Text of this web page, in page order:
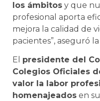
los ámbitos y que
profesional aporta
mejora la calidad de
pacientes”, aseguró
El presidente del
Colegios Oficiales
valor la labor
homenajeados en